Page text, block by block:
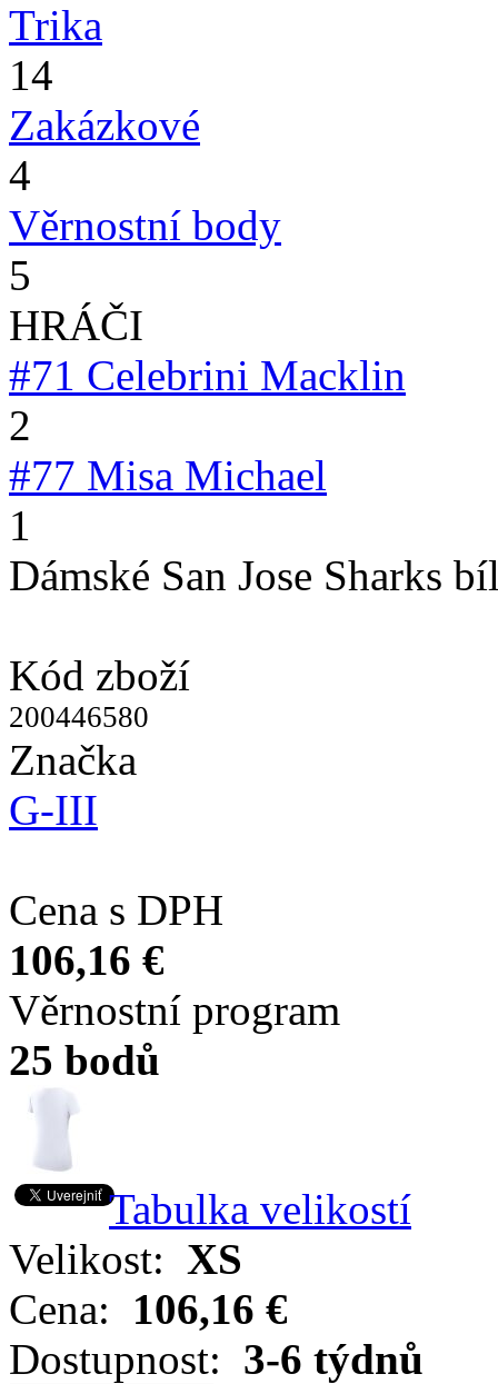
Trika
14
Zakázkové
4
Věrnostní body
5
HRÁČI
#71 Celebrini Macklin
2
#77 Misa Michael
1
Dámské San Jose Sharks
Kód zboží
200446580
Značka
G-III
Cena s DPH
106,16 €
Věrnostní program
25 bodů
Tabulka velikostí
Velikost: XS
Cena: 106,16 €
Dostupnost: 3-6 týdnů